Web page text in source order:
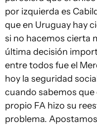
por izquierda es
que en Uruguay hay
si no hacemos cierta
última decisión
entre todos fue el
hoy la seguridad
cuando sabemos que
propio FA hizo su
problema.